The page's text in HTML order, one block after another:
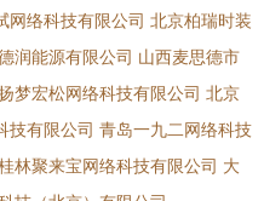
网络科技有限公司 北京柏瑞时装
润能源有限公司 山西麦思德市
扬梦宏松网络科技有限公司 北京
技有限公司 青岛一九二网络科技
林聚来宝网络科技有限公司 大